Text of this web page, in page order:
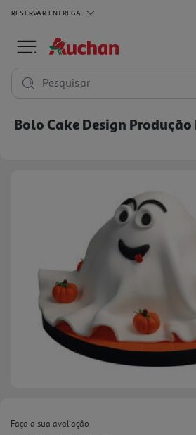
RESERVAR ENTREGA
Pesquisar
Bolo Cake Design Produção
Faça a sua avaliação